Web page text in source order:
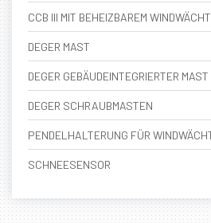
CCB III MIT BEHEIZBAREM
DEGER MAST
DEGER GEBÄUDEINTEGRIERTER MAST
DEGER SCHRAUBMASTEN
PENDELHALTERUNG FÜR
SCHNEESENSOR